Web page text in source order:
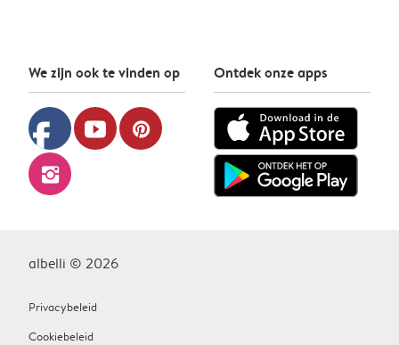
We zijn ook te vinden op
facebook youtube pinterest
instagram
Ontdek onze apps
albelli © 2026
Privacybeleid
Cookiebeleid